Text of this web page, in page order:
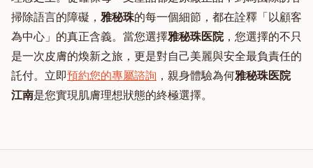
掃除語言的障礙， 雅秘珠的每一個細節，都在詮釋「以顧客
為中心」的真正含義。當您選擇雅秘珠医院，您選擇的不只
是一次皮膚的煥新之旅，更是對自己美麗與安全最負責任的
託付。立即預約您的專屬諮詢 ，親身體驗為何雅秘珠医院
江南是您實現肌膚理想狀態的終極選擇。